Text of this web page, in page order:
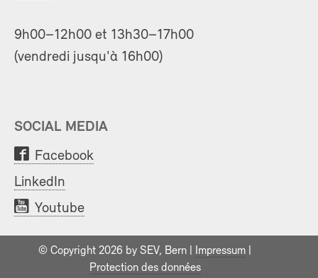
9h00–12h00 et 13h30–17h00
(vendredi jusqu'à 16h00)
SOCIAL MEDIA
Facebook
LinkedIn
Youtube
© Copyright 2026 by SEV, Bern | Impressum
Protection des données